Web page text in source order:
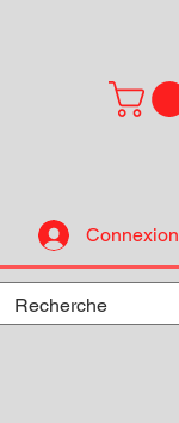
Connexion